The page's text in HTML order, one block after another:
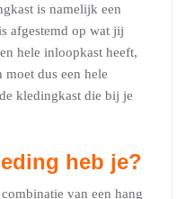
is namelijk een
afgestemd op wat jij
hele inloopkast heeft,
dus een hele
kledingkast die bij je
heb je?
van een hang